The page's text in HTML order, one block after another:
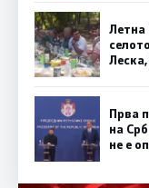
Летна
Прва
на
не е